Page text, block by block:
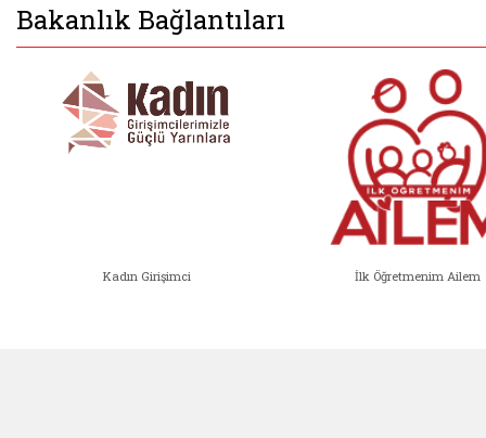
Bakanlık Bağlantıları
Kadın Girişimci İlk Öğretmenim Ailem